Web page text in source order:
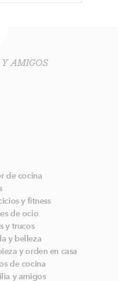
AMIGOS
de cocina
y fitness
de ocio
y trucos
y belleza
y orden en casa
de cocina
y amigos